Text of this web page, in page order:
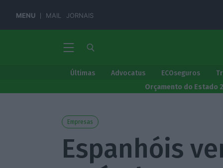
MENU MAIL JORNAIS
Últimas Advocatus ECOseguros
Orçamento do Estado
Empresas
Espanhóis